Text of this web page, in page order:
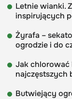
Letnie wianki.
inspirujących
Żyrafa –
ogrodzie i do
Jak chlorować
najczęstszych
Butwiejący